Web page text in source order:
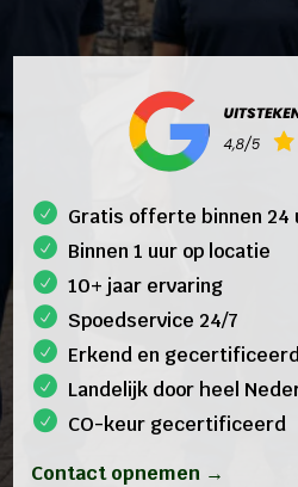
Gratis offerte binnen 24
Binnen 1 uur op locatie
10+ jaar ervaring
Spoedservice 24/7
Erkend en
Landelijk door heel
CO-keur gecertificeerd
Contact opnemen →